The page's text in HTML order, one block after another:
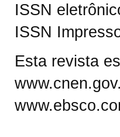
ISSN
ISSN
Esta revista